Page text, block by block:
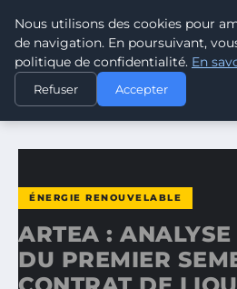
CLIMATE
ACCUEIL
ÉNERGIE RENOUVELABLE
ARTEA : ANALYSE DÉTAILLÉE DU
ÉNERGIE RENOUVELABLE
ARTEA :
DU PREMIER
Nous utilisons des cookies pour
de navigation. En poursuivant,
politique de confidentialité. En
Refuser Accepter